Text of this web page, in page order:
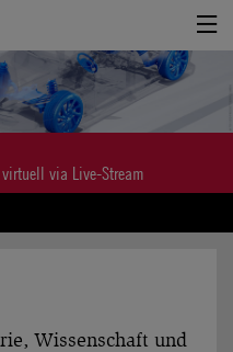
via Live-Stream
Wissenschaft und